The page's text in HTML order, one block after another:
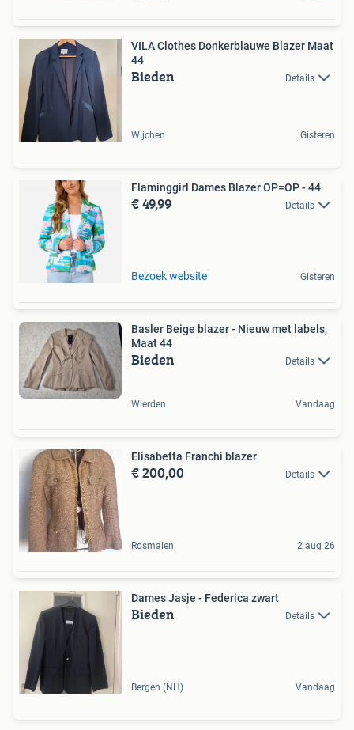
VILA Clothes Donkerblauwe Blazer Maat
44
Bieden Details
Wijchen Gisteren
Flaminggirl Dames Blazer OP=OP - 44
€ 49,99 Details
Bezoek website Gisteren
Basler Beige blazer - Nieuw met labels,
Maat 44
Bieden Details
Wierden Vandaag
Elisabetta Franchi blazer
€ 200,00 Details
Rosmalen 2 aug 26
Dames Jasje - Federica zwart
Bieden Details
Bergen (NH) Vandaag